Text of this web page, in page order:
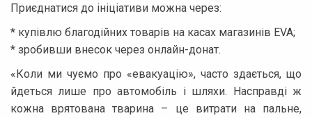
Приєднатися до ініціативи можна через:
* купівлю благодійних товарів на касах магазинів EVA;
* зробивши внесок через онлайн-донат.
«Коли ми чуємо про «евакуацію», часто здається, що
йдеться лише про автомобіль і шляхи. Насправді ж
кожна врятована тварина – це витрати на пальне,